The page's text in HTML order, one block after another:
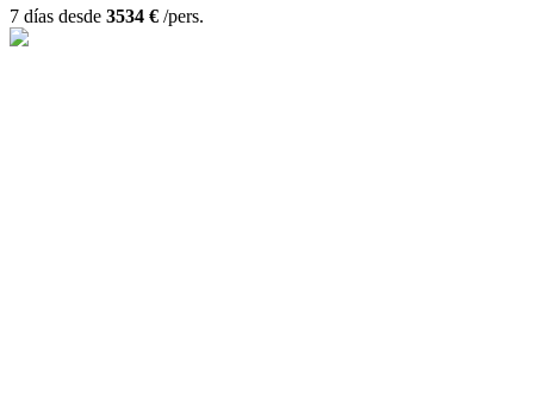
7 días desde 3534 € /pers.